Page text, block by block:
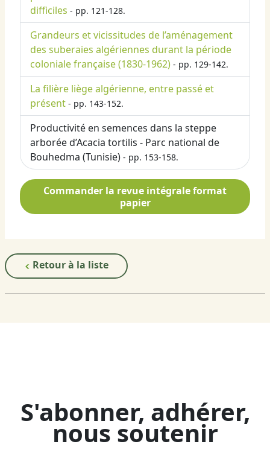
difficiles - pp. 121-128.
Grandeurs et vicissitudes de l’aménagement
des suberaies algériennes durant la période
coloniale française (1830-1962) - pp. 129-142.
La filière liège algérienne, entre passé et
présent - pp. 143-152.
Productivité en semences dans la steppe
arborée d’Acacia tortilis - Parc national de
Bouhedma (Tunisie) - pp. 153-158.
Commander la revue intégrale format
papier
Retour à la liste
S'abonner, adhérer,
nous soutenir